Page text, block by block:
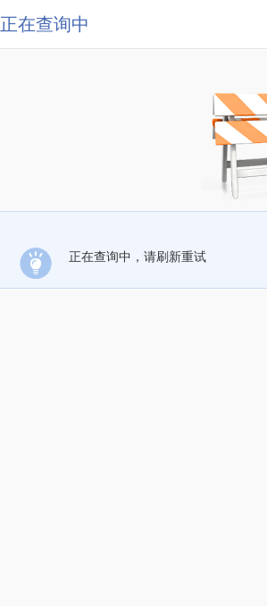
正在查询中
正在查询中，请刷新重试